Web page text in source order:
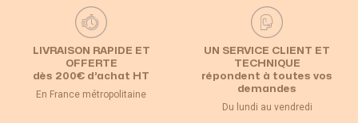
LIVRAISON RAPIDE ET
OFFERTE
dès 200€ d’achat HT
En France métropolitaine
UN SERVICE CLIENT ET
TECHNIQUE
répondent à toutes vos
demandes
Du lundi au vendredi